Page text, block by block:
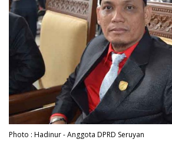
Photo : Hadinur - Anggota DPRD Seruyan